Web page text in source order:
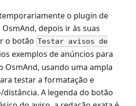
o plugin de
depois ir às suas
o botão Testar avisos de
exemplos de anúncios para
OsmAnd, usando uma ampla
testar a formatação e
A legenda do botão